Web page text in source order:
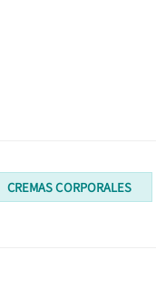
CREMAS CORPORALES